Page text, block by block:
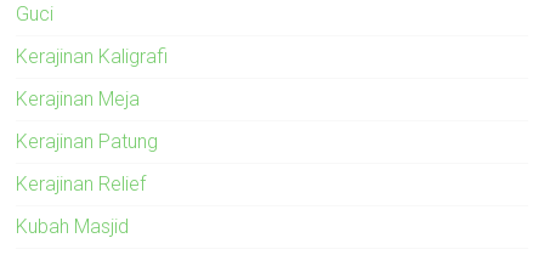
Guci
Kerajinan Kaligrafi
Kerajinan Meja
Kerajinan Patung
Kerajinan Relief
Kubah Masjid